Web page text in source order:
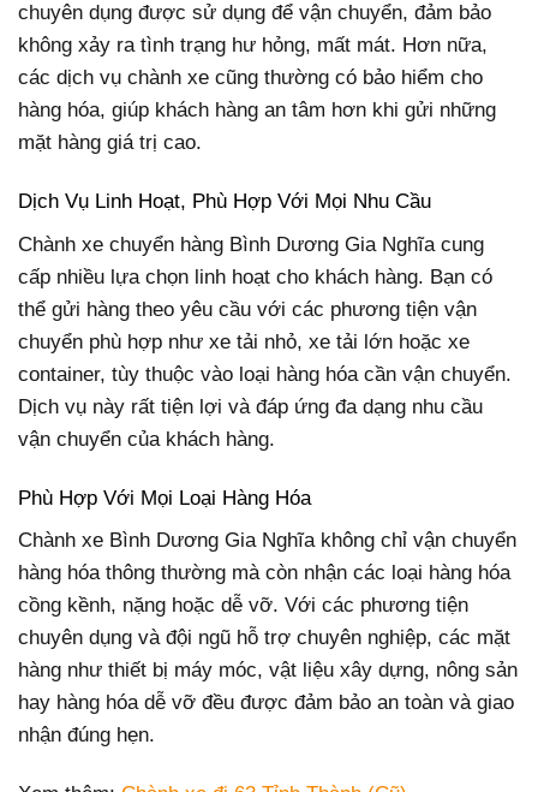
chuyên dụng được sử dụng để vận chuyển, đảm bảo
không xảy ra tình trạng hư hỏng, mất mát. Hơn nữa,
các dịch vụ chành xe cũng thường có bảo hiểm cho
hàng hóa, giúp khách hàng an tâm hơn khi gửi những
mặt hàng giá trị cao.
Dịch Vụ Linh Hoạt, Phù Hợp Với Mọi Nhu Cầu
Chành xe chuyển hàng Bình Dương Gia Nghĩa cung
cấp nhiều lựa chọn linh hoạt cho khách hàng. Bạn có
thể gửi hàng theo yêu cầu với các phương tiện vận
chuyển phù hợp như xe tải nhỏ, xe tải lớn hoặc xe
container, tùy thuộc vào loại hàng hóa cần vận chuyển.
Dịch vụ này rất tiện lợi và đáp ứng đa dạng nhu cầu
vận chuyển của khách hàng.
Phù Hợp Với Mọi Loại Hàng Hóa
Chành xe Bình Dương Gia Nghĩa không chỉ vận chuyển
hàng hóa thông thường mà còn nhận các loại hàng hóa
cồng kềnh, nặng hoặc dễ vỡ. Với các phương tiện
chuyên dụng và đội ngũ hỗ trợ chuyên nghiệp, các mặt
hàng như thiết bị máy móc, vật liệu xây dựng, nông sản
hay hàng hóa dễ vỡ đều được đảm bảo an toàn và giao
nhận đúng hẹn.